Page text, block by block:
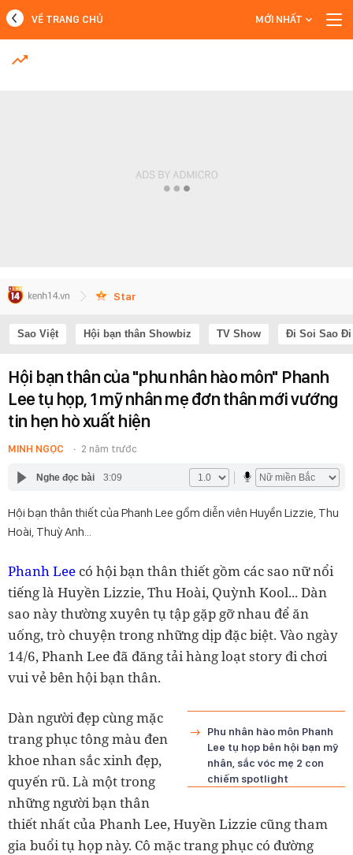
MỚI NHẤT
VỀ TRANG CHỦ MỚI NHẤT
Star
Sao Việt Hội bạn thân Showbiz TV Show Đi Soi Sao Đi
Hội bạn thân của "phu nhân hào môn" Phanh
Lee tụ họp, 1 mỹ nhân mẹ đơn thân mới vướng
tin hẹn hò xuất hiện
MINH NGỌC 2 năm trước
Nghe đọc bài 3:09
Hội bạn thân thiết của Phanh Lee gồm diễn viên Huyền Lizzie, Thu
Hoài, Thuỳ Anh...
Phanh Lee có hội bạn thân thiết gồm các sao nữ nổi
tiếng là Huyền Lizzie, Thu Hoài, Quỳnh Kool... Dàn
sao này thường xuyên tụ tập gặp gỡ nhau để ăn
uống, trò chuyện trong những dịp đặc biệt. Vào ngày
14/6, Phanh Lee đã đăng tải hàng loạt story đi chơi
vui vẻ bên hội bạn thân.
Phu nhân hào môn Phanh
Lee tụ họp bên hội bạn mỹ
nhân, sắc vóc mẹ 2 con
chiếm spotlight
Dàn người đẹp cùng mặc
trang phục tông màu đen
khoe nhan sắc xinh đẹp,
quyến rũ. Là một trong
những người bạn thân
thiết nhất của Phanh Lee, Huyền Lizzie cũng tham
gia buổi tụ họp này. Cô mặc trang phục có đường